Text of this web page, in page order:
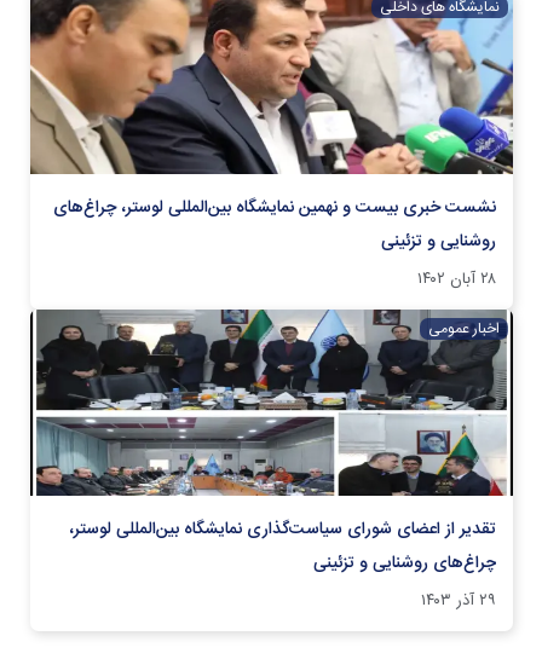
نمایشگاه های داخلی
نشست خبری بیست و نهمین نمایشگاه بین‌المللی لوستر، چراغ‌های
روشنایی و تزئینی
۲۸ آبان ۱۴۰۲
اخبار عمومی
تقدیر از اعضای شورای سیاست‌گذاری نمایشگاه‌ بین‌المللی لوستر،
چراغ‌های روشنایی و تزئینی
۲۹ آذر ۱۴۰۳